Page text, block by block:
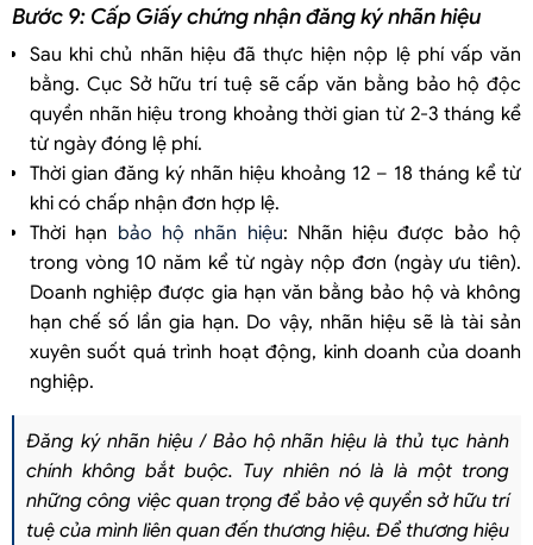
Bước 9: Cấp Giấy chứng nhận đăng ký nhãn hiệu
Sau khi chủ nhãn hiệu đã thực hiện nộp lệ phí vấp văn
bằng. Cục Sở hữu trí tuệ sẽ cấp văn bằng bảo hộ độc
quyền nhãn hiệu trong khoảng thời gian từ 2-3 tháng kể
từ ngày đóng lệ phí.
Thời gian đăng ký nhãn hiệu khoảng 12 – 18 tháng kể từ
khi có chấp nhận đơn hợp lệ.
Thời hạn bảo hộ nhãn hiệu: Nhãn hiệu được bảo hộ
trong vòng 10 năm kể từ ngày nộp đơn (ngày ưu tiên).
Doanh nghiệp được gia hạn văn bằng bảo hộ và không
hạn chế số lần gia hạn. Do vậy, nhãn hiệu sẽ là tài sản
xuyên suốt quá trình hoạt động, kinh doanh của doanh
nghiệp.
Đăng ký nhãn hiệu / Bảo hộ nhãn hiệu là thủ tục hành
chính không bắt buộc. Tuy nhiên nó là là một trong
những công việc quan trọng để bảo vệ quyền sở hữu trí
tuệ của mình liên quan đến thương hiệu. Để thương hiệu